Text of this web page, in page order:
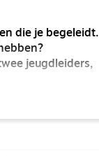
die je begeleidt.
jeugdleiders,